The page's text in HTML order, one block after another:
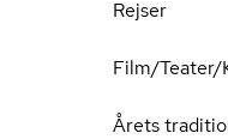
Rejser
Film/Teater/
Årets